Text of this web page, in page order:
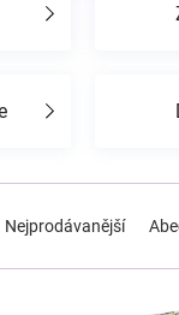
Nejprodávanější